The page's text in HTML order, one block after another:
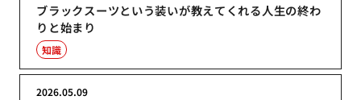
ブラックスーツという装いが教えてくれる人生の終わ
りと始まり
知識
2026.05.09